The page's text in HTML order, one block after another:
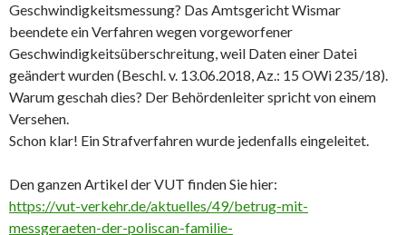
Geschwindigkeitsmessung? Das Amtsgericht Wismar
beendete ein Verfahren wegen vorgeworfener
Geschwindigkeitsüberschreitung, weil Daten einer Datei
geändert wurden (Beschl. v. 13.06.2018, Az.: 15 OWi 235/18).
Warum geschah dies? Der Behördenleiter spricht von einem
Versehen.
Schon klar! Ein Strafverfahren wurde jedenfalls eingeleitet.
Den ganzen Artikel der VUT finden Sie hier:
https://vut-verkehr.de/aktuelles/49/betrug-mit-
messgeraeten-der-poliscan-familie-